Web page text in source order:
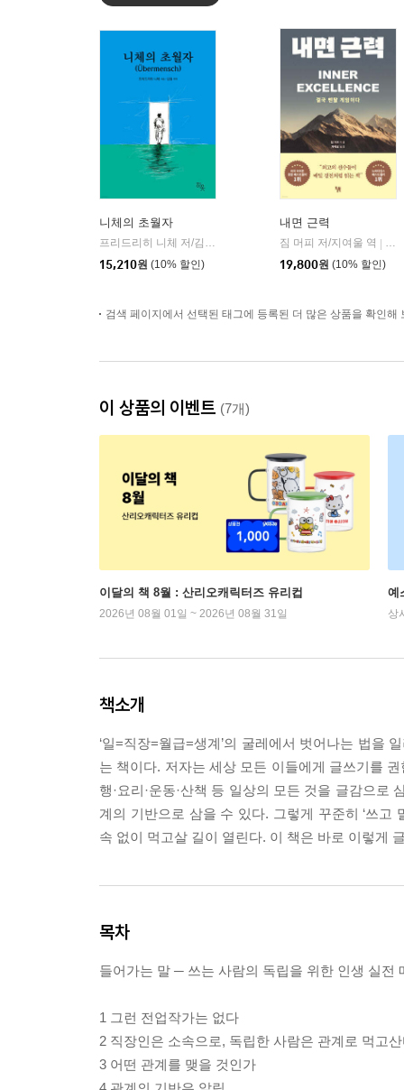
니체의 초월자
15,210원 (10% 할인)
내면 근력
짐 머피 저/지여울 역 |
19,800원 (10% 할인)
검색 페이지에서 선택된 태그에 등록된 더 많은 상품을 확인해
이 상품의 이벤트 (7개)
이달의 책 8월 : 산리오캐릭터즈 유리컵
2026년 08월 01일 ~ 2026년 08월 31일
예
상
책소개
‘일=직장=월급=생계’의 굴레에서 벗어나는 법을
는 책이다. 저자는 세상 모든 이들에게 글쓰기를
행·요리·운동·산책 등 일상의 모든 것을 글감으로
계의 기반으로 삼을 수 있다. 그렇게 꾸준히 ‘쓰고
속 없이 먹고살 길이 열린다. 이 책은 바로 이렇게
목차
들어가는 말 ─ 쓰는 사람의 독립을 위한 인생 실전
1 그런 전업작가는 없다
2 직장인은 소속으로, 독립한 사람은 관계로 먹고
3 어떤 관계를 맺을 것인가